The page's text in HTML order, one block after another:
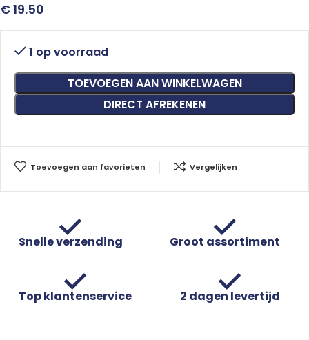
€19.50
1 op voorraad
TOEVOEGEN AAN WINKELWAGEN
DIRECT AFREKENEN
Toevoegen aan favorieten Vergelijken
Snelle verzending Groot assortiment
Top klantenservice 2 dagen levertijd